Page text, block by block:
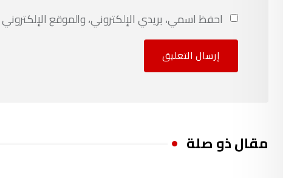
احفظ اسمي، بريدي الإلكتروني، والموقع
مقال ذو صلة